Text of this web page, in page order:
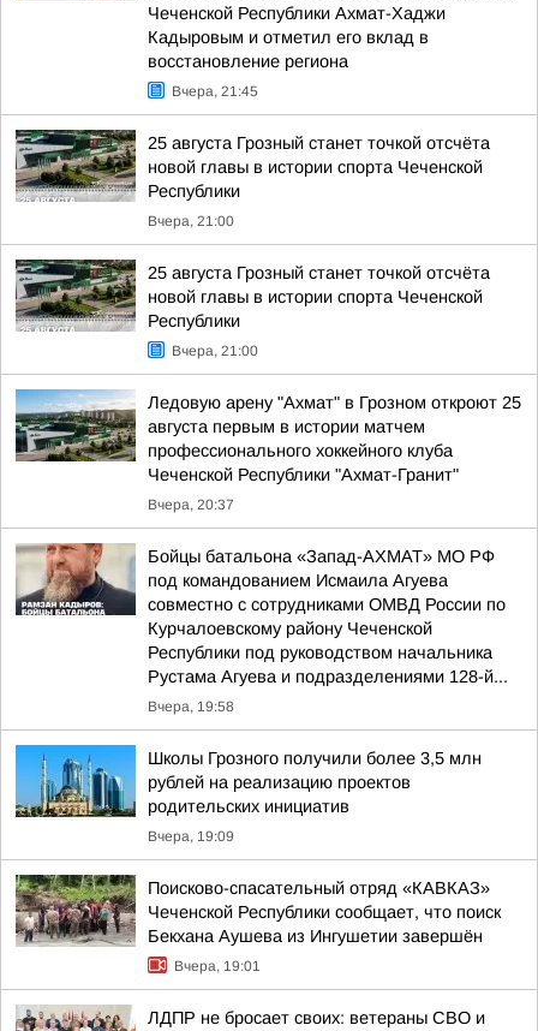
Чеченской Республики Ахмат-Хаджи
Кадыровым и отметил его вклад в
восстановление региона
Вчера, 21:45
25 августа Грозный станет точкой отсчёта
новой главы в истории спорта Чеченской
Республики
Вчера, 21:00
25 августа Грозный станет точкой отсчёта
новой главы в истории спорта Чеченской
Республики
Вчера, 21:00
Ледовую арену "Ахмат" в Грозном откроют 25
августа первым в истории матчем
профессионального хоккейного клуба
Чеченской Республики "Ахмат-Гранит"
Вчера, 20:37
Бойцы батальона «Запад-АХМАТ» МО РФ
под командованием Исмаила Агуева
совместно с сотрудниками ОМВД России по
Курчалоевскому району Чеченской
Республики под руководством начальника
Рустама Агуева и подразделениями 128-й...
Вчера, 19:58
Школы Грозного получили более 3,5 млн
рублей на реализацию проектов
родительских инициатив
Вчера, 19:09
Поисково-спасательный отряд «КАВКАЗ»
Чеченской Республики сообщает, что поиск
Бекхана Аушева из Ингушетии завершён
Вчера, 19:01
ЛДПР не бросает своих: ветераны СВО и